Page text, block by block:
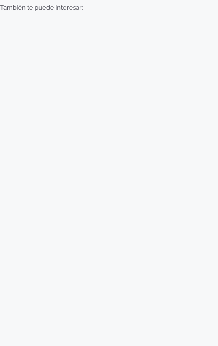
También te puede interesar: